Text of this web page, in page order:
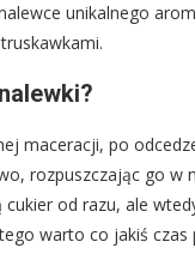
unikalnego
maceracji, po
rozpuszczając go w
od razu, ale
warto co jakiś czas